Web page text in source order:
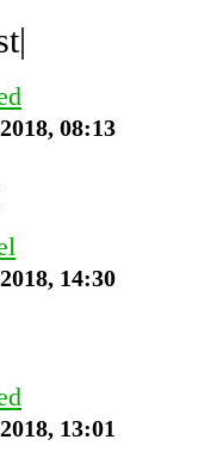
08:13
14:30
13:01